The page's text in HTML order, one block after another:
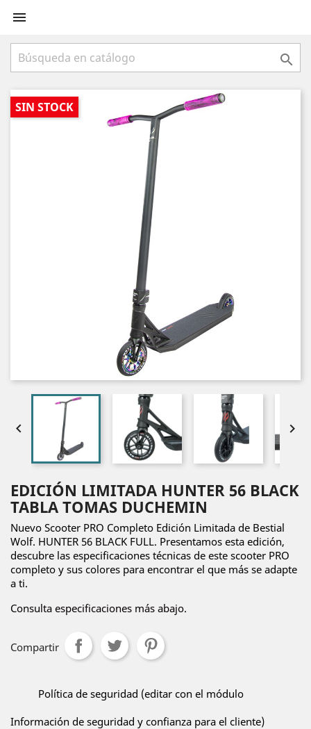


SIN STOCK
 
EDICIÓN LIMITADA HUNTER 56 BLACK
TABLA TOMAS DUCHEMIN
Nuevo Scooter PRO Completo Edición Limitada de Bestial
Wolf. HUNTER 56 BLACK FULL. Presentamos esta edición,
descubre las especificaciones técnicas de este scooter PRO
completo y sus colores para encontrar el que más se adapte
a ti.
Consulta especificaciones más abajo.
Compartir
Política de seguridad (editar con el módulo
Información de seguridad y confianza para el cliente)